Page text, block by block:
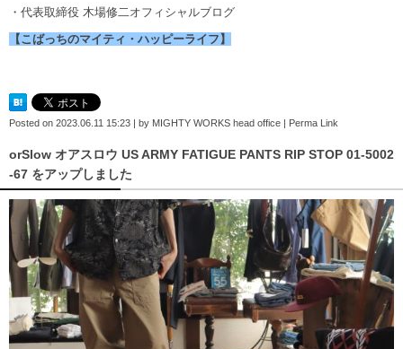
・代表取締役 木場修二オフィシャルブログ
【こばっちのマイティ・ハッピーライフ】
Posted on 2023.06.11 15:23 by MIGHTY WORKS head office Perma Link
orSlow オアスロウ US ARMY FATIGUE PANTS RIP STOP 01-5002
-67 をアップしました